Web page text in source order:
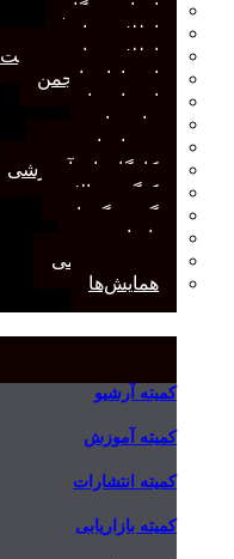
اخبار وب‌گاه
اطلاعیه‌ها
اطلاعیه‌های عضویت
افتخارات انجمن
انتصاب‌ها
بیانیه‌ها
رویدادهای مهم
کارگاه‌های آموزشی
کنگره سالانه
گفت‌وگوها
یادداشت
مجمع عمومی
همایش‌ها
کمیته آرشیو
کمیته آموزش
کمیته انتشارات
کمیته بازاریابی